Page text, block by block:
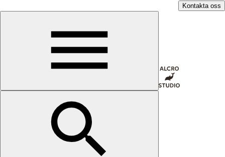
Kontakta oss